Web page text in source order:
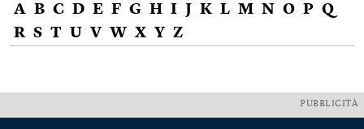
A B C D E F G H I J K L M N O P Q
R S T U V W X Y Z
PUBBLICITÀ